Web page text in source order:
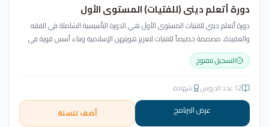
دورة أتعلم ديني (للفتيات) المستوى الأول
دورة أتعلم ديني للفتيات المستوى الأول هي الدورة التأسيسية الشاملة في الفقه
والعقيدة، مصممة خصيصاً للفتيات لتعزيز هويتهن الإسلامية وبناء أسس قوية في
العقيدة والسلوك.
التسجيل مفتوح
12عدد الدروس شهادة
عرض البرنامج أضف للسلة